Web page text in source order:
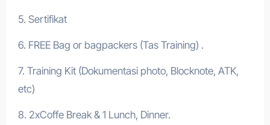
5. Sertifikat
6. FREE Bag or bagpackers (Tas Training) .
7. Training Kit (Dokumentasi photo, Blocknote, ATK,
etc)
8. 2xCoffe Break & 1 Lunch, Dinner.